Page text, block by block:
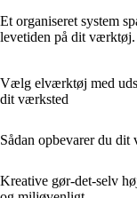
Et organiseret system
levetiden på dit værktøj.
Vælg elværktøj med
dit værksted
Sådan opbevarer du
Kreative gør-det-selv